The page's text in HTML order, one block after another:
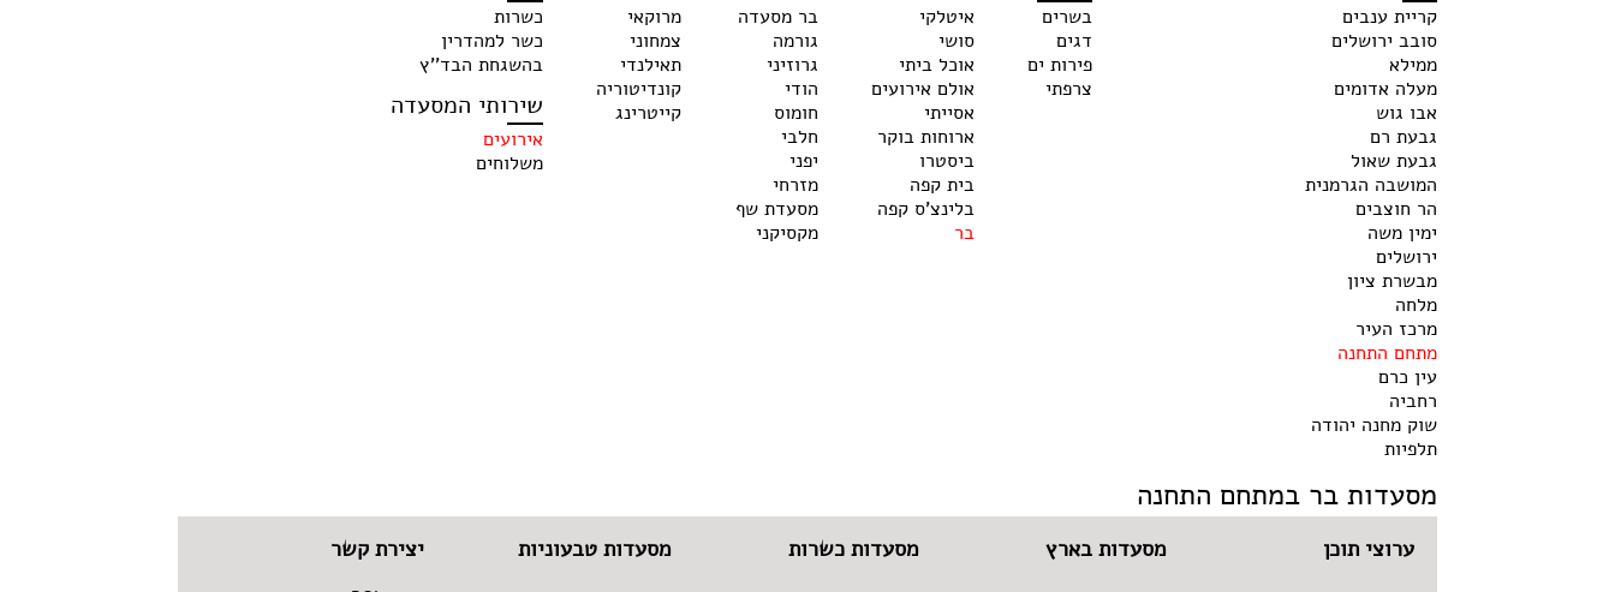
קריית ענבים
סובב ירושלים
ממילא
מעלה אדומים
אבו גוש
גבעת רם
גבעת שאול
המושבה הגרמנית
הר חוצבים
ימין משה
ירושלים
מבשרת ציון
מלחה
מרכז העיר
מתחם התחנה
עין כרם
רחביה
שוק מחנה יהודה
תלפיות
בשרים
דגים
פירות ים
צרפתי
איטלקי
סושי
אוכל ביתי
אולם אירועים
אסייתי
ארוחות בוקר
ביסטרו
בית קפה
בלינצ'ס קפה
בר
בר מסעדה
גורמה
גרוזיני
הודי
חומוס
חלבי
יפני
מזרחי
מסעדת שף
מקסיקני
מרוקאי
צמחוני
תאילנדי
קונדיטוריה
קייטרינג
כשרות
כשר למהדרין
בהשגחת הבד''ץ
שירותי המסעדה
אירועים
משלוחים
מסעדות בר במתחם התחנה
ערוצי תוכן מסעדות בארץ מסעדות כשרות מסעדות טבעוניות יצירת קשר